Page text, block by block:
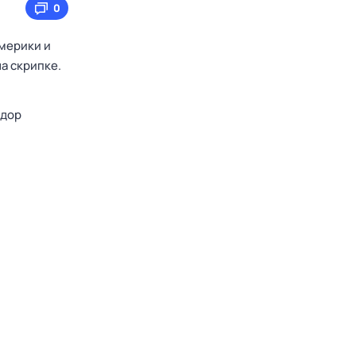
0
и
скрипке.